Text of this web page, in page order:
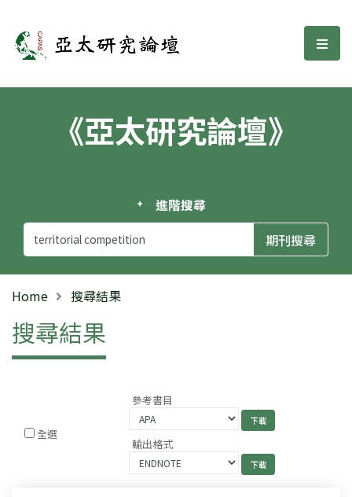
亞太研究論壇 選
《亞太研究論壇》
進階搜尋
Home 搜尋結果
搜尋結果
全選
參考書目
輸出格式